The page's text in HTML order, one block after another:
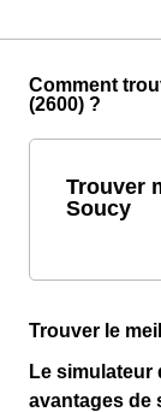
Comment
(2600) ?
Trouver
Soucy
Trouver le
Le simulateur
avantages de